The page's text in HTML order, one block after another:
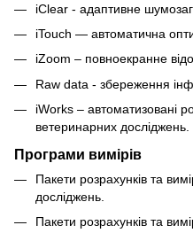
iClear - адаптивне
iTouch — автоматична
iZoom – повноекранне
Raw data - збереження
iWorks – автоматизовані
ветеринарних досліджень.
Програми вимірів
Пакети розрахунків та
досліджень.
Пакети розрахунків та